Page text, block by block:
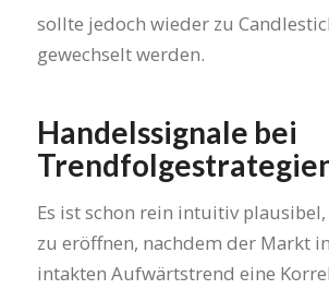
sollte jedoch wieder zu
gewechselt werden.
Handelssignale bei
Es ist schon rein intuitiv
zu eröffnen, nachdem der Markt
intakten Aufwärtstrend eine